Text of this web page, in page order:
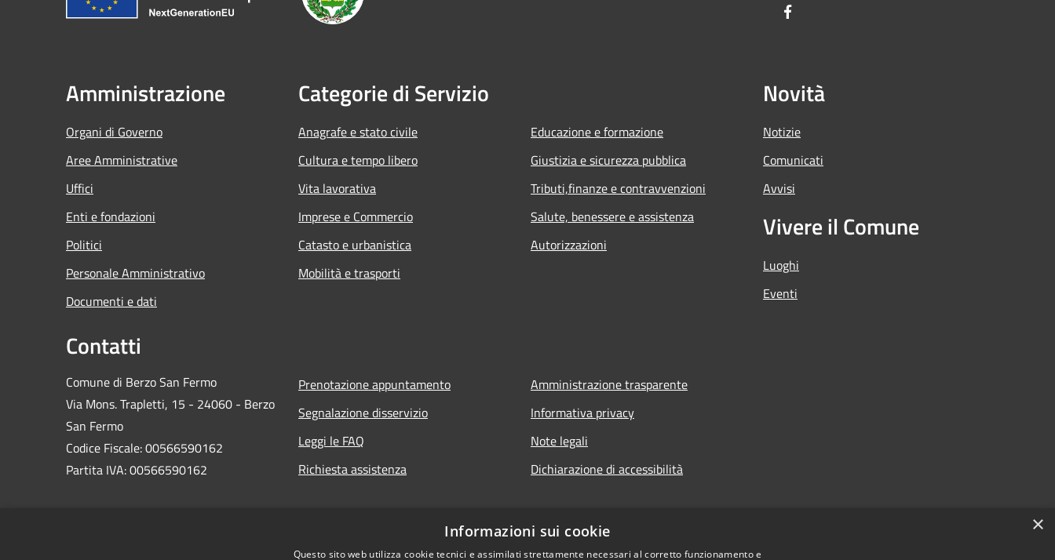
Amministrazione
Organi di Governo
Aree Amministrative
Uffici
Enti e fondazioni
Politici
Personale Amministrativo
Documenti e dati
Categorie di Servizio
Anagrafe e stato civile
Cultura e tempo libero
Vita lavorativa
Imprese e Commercio
Catasto e urbanistica
Mobilità e trasporti
Educazione e formazione
Giustizia e sicurezza pubblica
Tributi,finanze e contravvenzioni
Salute, benessere e assistenza
Autorizzazioni
Novità
Notizie
Comunicati
Avvisi
Vivere il Comune
Luoghi
Eventi
Contatti
Comune di Berzo San Fermo
Via Mons. Trapletti, 15 - 24060 - Berzo
San Fermo
Codice Fiscale: 00566590162
Partita IVA: 00566590162
Prenotazione appuntamento
Segnalazione disservizio
Leggi le FAQ
Richiesta assistenza
Amministrazione trasparente
Informativa privacy
Note legali
Dichiarazione di accessibilità
×
Informazioni sui cookie
Questo sito web utilizza cookie tecnici e assimilati strettamente necessari al corretto funzionamento e